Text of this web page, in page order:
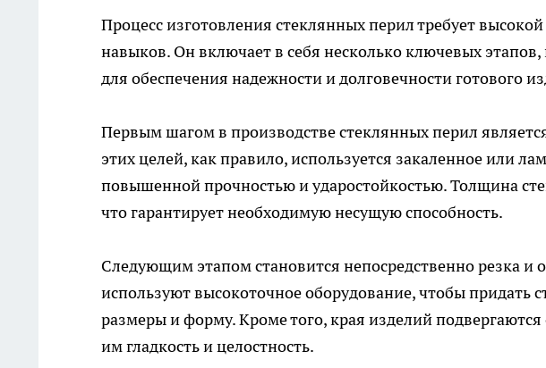
Процессизготовления стеклянных перилтребует
навыков. Он включает в себя несколько ключевых
для обеспечения надежности и долговечности готового
Первым шагом в производстве стеклянных перил
этих целей, как правило, используется закаленное или
повышенной прочностью и ударостойкостью. Толщина
что гарантирует необходимую несущую способность.
Следующим этапом становится непосредственно резка и
используют высокоточное оборудование, чтобы
размеры и форму. Кроме того, края изделий
им гладкость и целостность.